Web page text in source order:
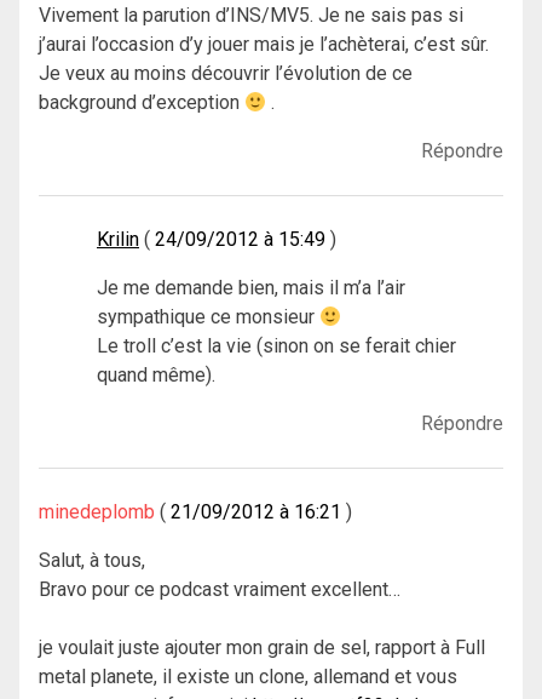
Vivement la parution d’INS/MV5. Je ne sais pas si
j’aurai l’occasion d’y jouer mais je l’achèterai, c’est sûr.
Je veux au moins découvrir l’évolution de ce
background d’exception
.
Répondre
Krilin 24/09/2012 à 15:49
Je me demande bien, mais il m’a l’air
sympathique ce monsieur
Le troll c’est la vie (sinon on se ferait chier
quand même).
Répondre
minedeplomb 21/09/2012 à 16:21
Salut, à tous,
Bravo pour ce podcast vraiment excellent…
je voulait juste ajouter mon grain de sel, rapport à Full
metal planete, il existe un clone, allemand et vous